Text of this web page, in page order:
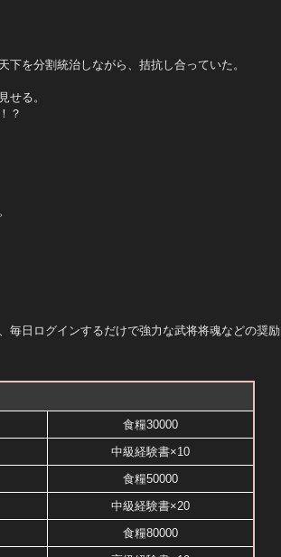
下を分割統治しながら、拮抗し合っていた。
せる。
？
毎日ログインするだけで強力な武将将魂などの奨励
食糧30000
中級経験書×10
食糧50000
中級経験書×20
食糧80000